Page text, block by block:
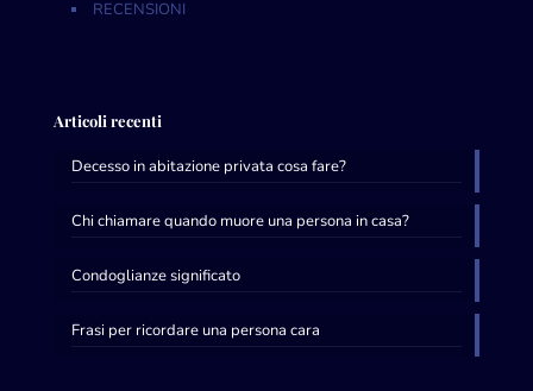
RECENSIONI
Articoli recenti
Decesso in abitazione privata cosa fare?
Chi chiamare quando muore una persona in casa?
Condoglianze significato
Frasi per ricordare una persona cara